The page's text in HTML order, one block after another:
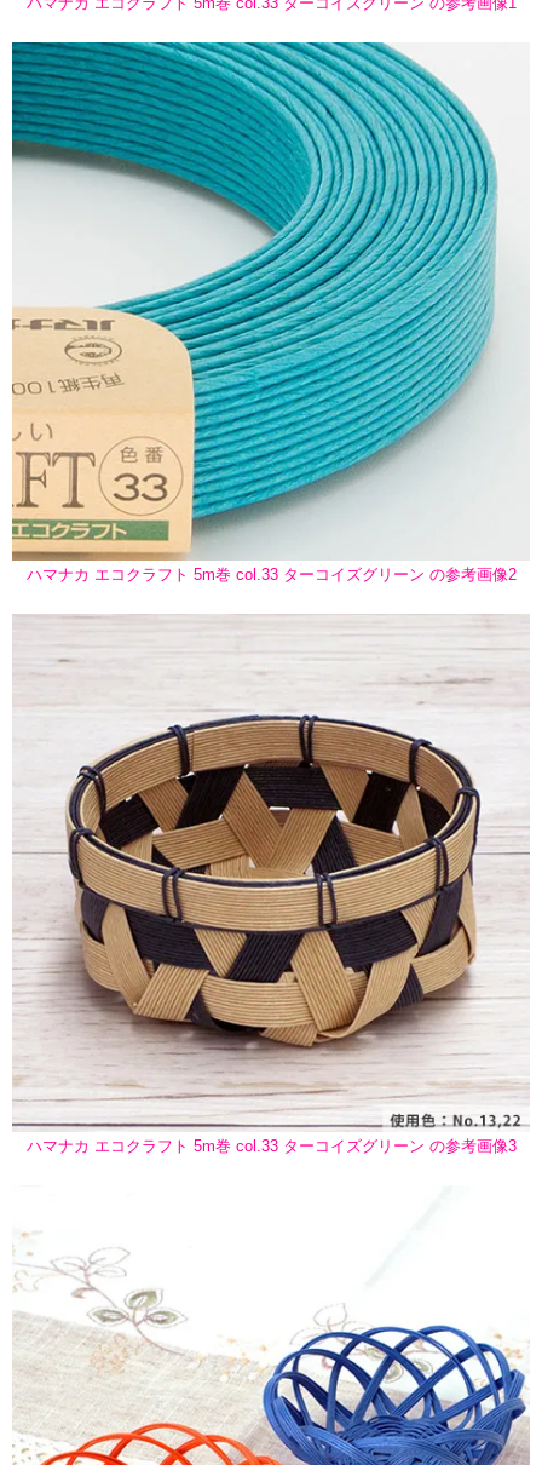
ハマナカ エコクラフト 5m巻 col.33 ターコイズグリーン の参考画像2
ハマナカ エコクラフト 5m巻 col.33 ターコイズグリーン の参考画像3